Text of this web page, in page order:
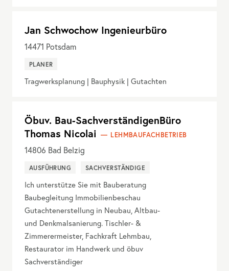
Jan Schwochow Ingenieurbüro
14471 Potsdam
PLANER
Tragwerksplanung | Bauphysik | Gutachten
Öbuv. Bau-SachverständigenBüro
Thomas Nicolai
LEHMBAUFACHBETRIEB
14806 Bad Belzig
AUSFÜHRUNG SACHVERSTÄNDIGE
Ich unterstütze Sie mit Bauberatung
Baubegleitung Immobilienbeschau
Gutachtenerstellung in Neubau, Altbau-
und Denkmalsanierung. Tischler- &
Zimmerermeister, Fachkraft Lehmbau,
Restaurator im Handwerk und öbuv
Sachverständiger